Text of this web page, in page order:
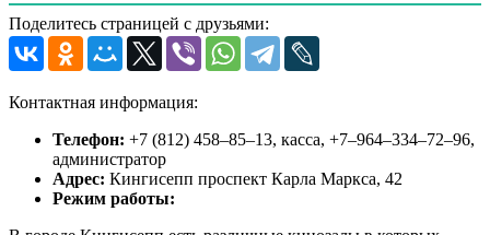
Поделитесь страницей с друзьями:
Контактная информация:
Телефон: +7 (812) 458‒85‒13, касса, +7‒964‒334‒72‒96,
администратор
Адрес: Кингисепп проспект Карла Маркса, 42
Режим работы: